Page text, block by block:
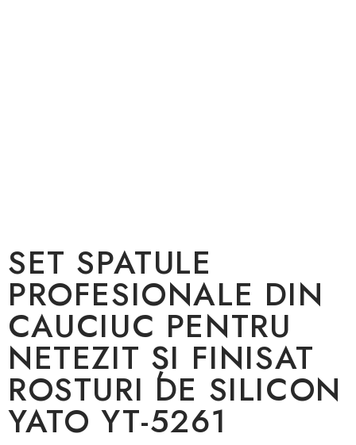
SET SPATULE
PROFESIONALE DIN
CAUCIUC PENTRU
NETEZIT ȘI FINISAT
ROSTURI DE SILICON
YATO YT-5261